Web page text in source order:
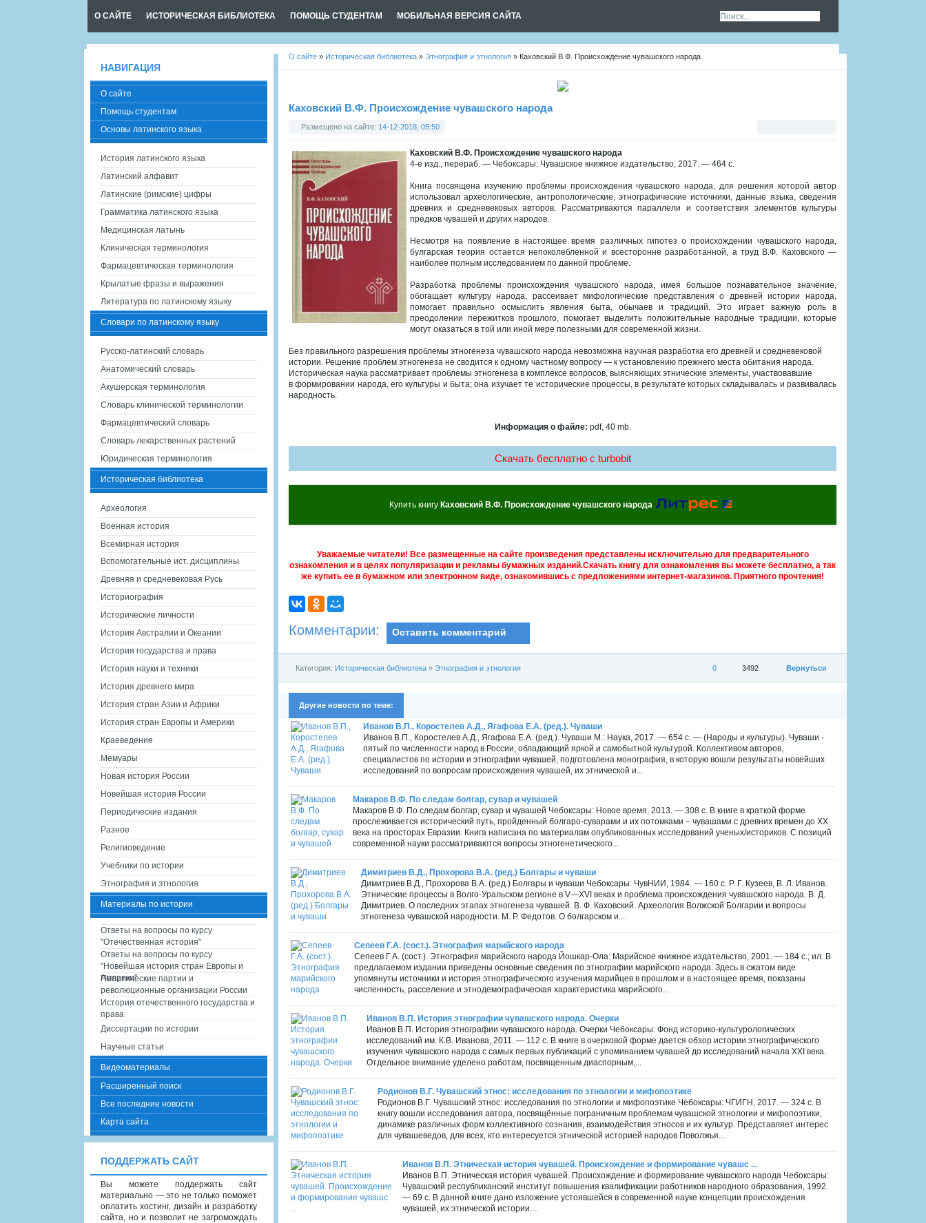
О САЙТЕ ИСТОРИЧЕСКАЯ БИБЛИОТЕКА ПОМОЩЬ СТУДЕНТАМ МОБИЛЬНАЯ ВЕРСИЯ САЙТА
О сайте » Историческая библиотека » Этнография и этнология » Каховский В.Ф. Происхождение чувашского народа
Каховский В.Ф. Происхождение чувашского народа
Размещено на сайте: 14-12-2018, 05:50
Каховский В.Ф. Происхождение чувашского народа
4-е изд., перераб. — Чебоксары: Чувашское книжное издательство, 2017. — 464 с.
Книга посвящена изучению проблемы происхождения чувашского народа, для решения которой автор
использовал археологические, антропологические, этнографические источники, данные языка, сведения
древних и средневековых авторов. Рассматриваются параллели и соответствия элементов культуры
предков чувашей и других народов.
Несмотря на появление в настоящее время различных гипотез о происхождении чувашского народа,
булгарская теория остается непоколебленной и всесторонне разработанной, а труд В.Ф. Каховского —
наиболее полным исследованием по данной проблеме.
Разработка проблемы происхождения чувашского народа, имея большое познавательное значение,
обогащает культуру народа, рассеивает мифологические представления о древней истории народа,
помогает правильно осмыслить явления быта, обычаев и традиций. Это играет важную роль в
преодолении пережитков прошлого, помогает выделить положительные народные традиции, которые
могут оказаться в той или иной мере полезными для современной жизни.
Без правильного разрешения проблемы этногенеза чувашского народа невозможна научная разработка его древней и средневековой
истории. Решение проблем этногенеза не сводится к одному частному вопросу — к установлению прежнего места обитания народа.
Историческая наука рассматривает проблемы этногенеза в комплексе вопросов, выясняющих этнические элементы, участвовавшие
в формировании народа, его культуры и быта; она изучает те исторические процессы, в результате которых складывалась и развивалась
народность.
Информация о файле: pdf, 40 mb.
Скачать бесплатно c turbobit
Купить книгуКаховский В.Ф. Происхождение чувашского народа
Уважаемые читатели! Все размещенные на сайте произведения представлены исключительно для предварительного
ознакомления и в целях популяризации и рекламы бумажных изданий.Скачать книгу для ознакомления вы можете бесплатно, а так
же купить ее в бумажном или электронном виде, ознакомившись с предложениями интернет-магазинов. Приятного прочтения!
Комментарии: Оставить комментарий
Вернуться
3492
0
Категория: Историческая библиотека » Этнография и этнология
Другие новости по теме:
Иванов В.П., Коростелев А.Д., Ягафова Е.А. (ред.). Чуваши
Иванов В.П., Коростелев А.Д., Ягафова Е.А. (ред.). Чуваши М.: Наука, 2017. — 654 с. — (Народы и культуры). Чуваши -
пятый по численности народ в России, обладающий яркой и самобытной культурой. Коллективом авторов,
специалистов по истории и этнографии чувашей, подготовлена монография, в которую вошли результаты новейших
исследований по вопросам происхождения чувашей, их этнической и...
Макаров В.Ф. По следам болгар, сувар и чувашей
Макаров В.Ф. По следам болгар, сувар и чувашей Чебоксары: Новое время, 2013. — 308 с. В книге в краткой форме
прослеживается исторический путь, пройденный болгаро-суварами и их потомками – чувашами с древних времен до XX
века на просторах Евразии. Книга написана по материалам опубликованных исследований ученых/историков. С позиций
современной науки рассматриваются вопросы этногенетического...
Димитриев В.Д., Прохорова В.А. (ред.) Болгары и чуваши
Димитриев В.Д., Прохорова В.А. (ред.) Болгары и чуваши Чебоксары: ЧувНИИ, 1984. — 160 с. Р. Г. Кузеев, В. Л. Иванов.
Этнические процессы в Волго-Уральском регионе в V—XVI веках и проблема происхождения чувашского народа. В. Д.
Димитриев. О последних этапах этногенеза чувашей. В. Ф. Каховский. Археология Волжской Болгарии и вопросы
этногенеза чувашской народности. М. Р. Федотов. О болгарском и...
Сепеев Г.А. (сост.). Этнография марийского народа
Сепеев Г.А. (сост.). Этнография марийского народа Йошкар-Ола: Марийское книжное издательство, 2001. — 184 с.; ил. В
предлагаемом издании приведены основные сведения по этнографии марийского народа. Здесь в сжатом виде
упомянуты источники и история этнографического изучения марийцев в прошлом и в настоящее время, показаны
численность, расселение и этнодемографическая характеристика марийского...
Иванов В.П. История этнографии чувашского народа. Очерки
Иванов В.П. История этнографии чувашского народа. Очерки Чебоксары: Фонд историко-культурологических
исследований им. К.В. Иванова, 2011. — 112 с. В книге в очерковой форме дается обзор истории этнографического
изучения чувашского народа с самых первых публикаций с упоминанием чувашей до исследований начала XXI века.
Отдельное внимание уделено работам, посвященным диаспорным,...
Родионов В.Г. Чувашский этнос: исследования по этнологии и мифопоэтике
Родионов В.Г. Чувашский этнос: исследования по этнологии и мифопоэтике Чебоксары: ЧГИГН, 2017. — 324 с. В
книгу вошли исследования автора, посвящённые пограничным проблемам чувашской этнологии и мифопоэтики,
динамике различных форм коллективного сознания, взаимодействия этносов и их культур. Представляет интерес
для чувашеведов, для всех, кто интересуется этнической историей народов Поволжья....
Иванов В.П. Этническая история чувашей. Происхождение и формирование чувашс ...
Иванов В.П. Этническая история чувашей. Происхождение и формирование чувашского народа Чебоксары:
Чувашский республиканский институт повышения квалификации работников народного образования, 1992.
— 69 с. В данной книге дано изложение устоявшейся в современной науке концепции происхождения
чувашей, их этнической истории....
НАВИГАЦИЯ
О сайте
Помощь студентам
Основы латинского языка
История латинского языка
Латинский алфавит
Латинские (римские) цифры
Грамматика латинского языка
Медицинская латынь
Клиническая терминология
Фармацевтическая терминология
Крылатые фразы и выражения
Литература по латинскому языку
Словари по латинскому языку
Русско-латинский словарь
Анатомический словарь
Акушерская терминология
Словарь клинической терминологии
Фармацевтический словарь
Словарь лекарственных растений
Юридическая терминология
Историческая библиотека
Археология
Военная история
Всемирная история
Вспомогательные ист. дисциплины
Древняя и средневековая Русь
Историография
Исторические личности
История Австралии и Океании
История государства и права
История науки и техники
История древнего мира
История стран Азии и Африки
История стран Европы и Америки
Краеведение
Мемуары
Новая история России
Новейшая история России
Периодические издания
Разное
Религиоведение
Учебники по истории
Этнография и этнология
Материалы по истории
Ответы на вопросы по курсу
"Отечественная история"
Ответы на вопросы по курсу
"Новейшая история стран Европы и
Америки"
Политические партии и
революционные организации России
История отечественного государства и
права
Диссертации по истории
Научные статьи
Видеоматериалы
Расширенный поиск
Все последние новости
Карта сайта
ПОДДЕРЖАТЬ САЙТ
Вы можете поддержать сайт
материально — это не только поможет
оплатить хостинг, дизайн и разработку
сайта, но и позволит не загромождать